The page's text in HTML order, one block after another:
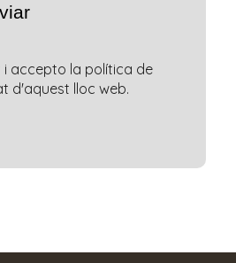
i accepto la política de
d'aquest lloc web.